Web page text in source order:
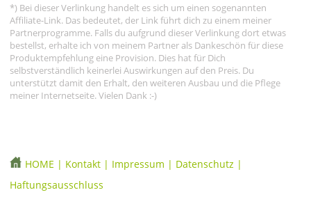
*) Bei dieser Verlinkung handelt es sich um einen sogenannten
Affiliate-Link. Das bedeutet, der Link führt dich zu einem meiner
Partnerprogramme. Falls du aufgrund dieser Verlinkung dort etwas
bestellst, erhalte ich von meinem Partner als Dankeschön für diese
Produktempfehlung eine Provision. Dies hat für Dich
selbstverständlich keinerlei Auswirkungen auf den Preis. Du
unterstützt damit den Erhalt, den weiteren Ausbau und die Pflege
meiner Internetseite. Vielen Dank :-)
HOME | Kontakt | Impressum | Datenschutz |
Haftungsausschluss